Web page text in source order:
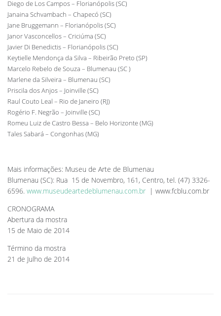
Diego de Los Campos – Florianópolis (SC)
Janaina Schvambach – Chapecó (SC)
Jane Bruggemann – Florianópolis (SC)
Janor Vasconcellos – Criciúma (SC)
Javier Di Benedictis – Florianópolis (SC)
Keytielle Mendonça da Silva – Ribeirão Preto (SP)
Marcelo Rebelo de Souza – Blumenau (SC )
Marlene da Silveira – Blumenau (SC)
Priscila dos Anjos – Joinville (SC)
Raul Couto Leal – Rio de Janeiro (RJ)
Rogério F. Negrão – Joinville (SC)
Romeu Luiz de Castro Bessa – Belo Horizonte (MG)
Tales Sabará – Congonhas (MG)
Mais informações: Museu de Arte de Blumenau
Blumenau (SC): Rua 15 de Novembro, 161, Centro, tel. (47) 3326-
6596. www.museudeartedeblumenau.com.br | www.fcblu.com.br
CRONOGRAMA
Abertura da mostra
15 de Maio de 2014
Término da mostra
21 de Julho de 2014